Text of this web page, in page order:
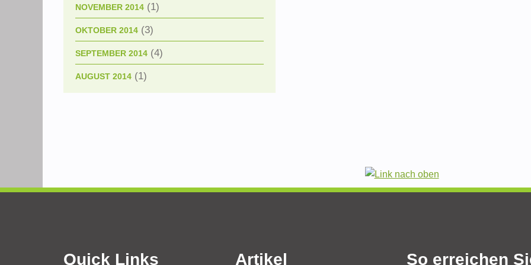
NOVEMBER 2014 (1)
OKTOBER 2014 (3)
SEPTEMBER 2014 (4)
AUGUST 2014 (1)
Quick Links Artikel So erreichen